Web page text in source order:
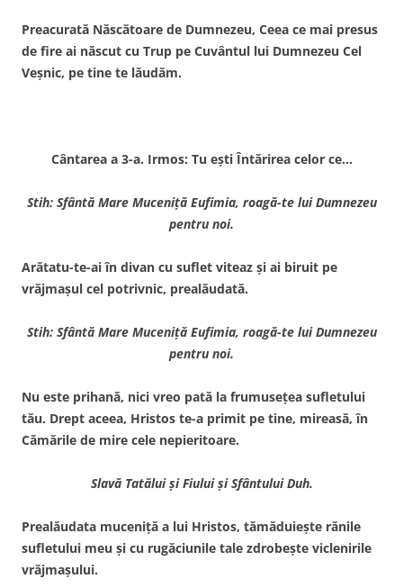
Preacurată Născătoare de Dumnezeu, Ceea ce mai presus
de fire ai născut cu Trup pe Cuvântul lui Dumnezeu Cel
Veşnic, pe tine te lăudăm.
Cântarea a 3-a. Irmos: Tu eşti Întărirea celor ce…
Stih: Sfântă Mare Muceniţă Eufimia, roagă-te lui Dumnezeu
pentru noi.
Arătatu-te-ai în divan cu suflet viteaz şi ai biruit pe
vrăjmaşul cel potrivnic, prealăudată.
Stih: Sfântă Mare Muceniţă Eufimia, roagă-te lui Dumnezeu
pentru noi.
Nu este prihană, nici vreo pată la frumuseţea sufletului
tău. Drept aceea, Hristos te-a primit pe tine, mireasă, în
Cămările de mire cele nepieritoare.
Slavă Tatălui şi Fiului şi Sfântului Duh.
Prealăudata muceniţă a lui Hristos, tămăduieşte rănile
sufletului meu şi cu rugăciunile tale zdrobeşte viclenirile
vrăjmaşului.